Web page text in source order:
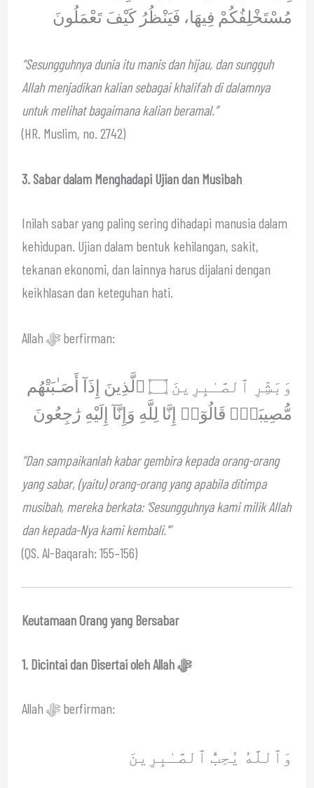
مُسْتَخْلِفُكُمْ فِيهَا، فَيَنْظُرُ كَيْفَ تَعْمَلُونَ
“Sesungguhnya dunia itu manis dan hijau, dan sungguh
Allah menjadikan kalian sebagai khalifah di dalamnya
untuk melihat bagaimana kalian beramal.”
(HR. Muslim, no. 2742)
3. Sabar dalam Menghadapi Ujian dan Musibah
Inilah sabar yang paling sering dihadapi manusia dalam
kehidupan. Ujian dalam bentuk kehilangan, sakit,
tekanan ekonomi, dan lainnya harus dijalani dengan
keikhlasan dan keteguhan hati.
Allah ﷻ berfirman:
وَبَشِّرِ ٱلصَّـٰبِرِينَ ۝ ٱلَّذِينَ إِذَآ أَصَـٰبَتْهُم
مُّصِيبَةٌۭ قَالُوٓا۟ إِنَّا لِلَّهِ وَإِنَّآ إِلَيْهِ رَٰجِعُونَ
“Dan sampaikanlah kabar gembira kepada orang-orang
yang sabar, (yaitu) orang-orang yang apabila ditimpa
musibah, mereka berkata: ‘Sesungguhnya kami milik Allah
dan kepada-Nya kami kembali.'”
(QS. Al-Baqarah: 155–156)
Keutamaan Orang yang Bersabar
1. Dicintai dan Disertai oleh Allah ﷻ
Allah ﷻ berfirman:
وَٱللَّهُ يُحِبُّ ٱلصَّـٰبِرِينَ